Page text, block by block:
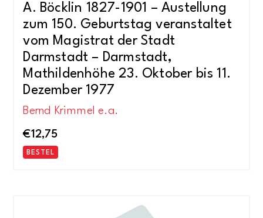
A. Böcklin 1827-1901 – Austellung
zum 150. Geburtstag veranstaltet
vom Magistrat der Stadt
Darmstadt – Darmstadt,
Mathildenhöhe 23. Oktober bis 11.
Dezember 1977
Bernd Krimmel e.a.
€12,75
BESTEL